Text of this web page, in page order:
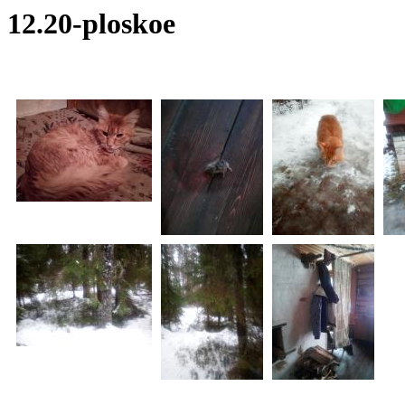
12.20-ploskoe